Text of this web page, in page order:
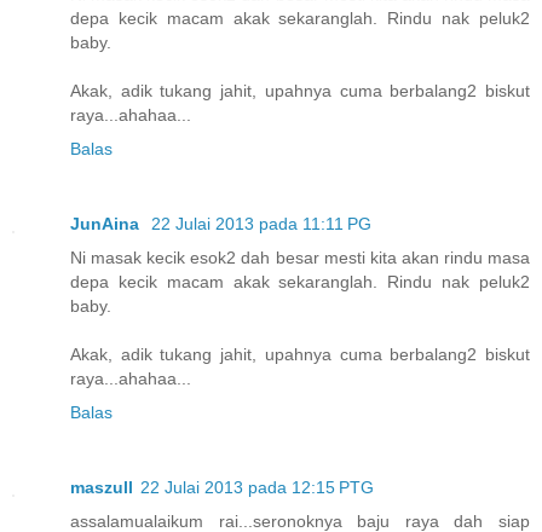
depa kecik macam akak sekaranglah. Rindu nak peluk2
baby.
Akak, adik tukang jahit, upahnya cuma berbalang2 biskut
raya...ahahaa...
Balas
JunAina
22 Julai 2013 pada 11:11 PG
Ni masak kecik esok2 dah besar mesti kita akan rindu masa
depa kecik macam akak sekaranglah. Rindu nak peluk2
baby.
Akak, adik tukang jahit, upahnya cuma berbalang2 biskut
raya...ahahaa...
Balas
maszull 22 Julai 2013 pada 12:15 PTG
assalamualaikum rai...seronoknya baju raya dah siap